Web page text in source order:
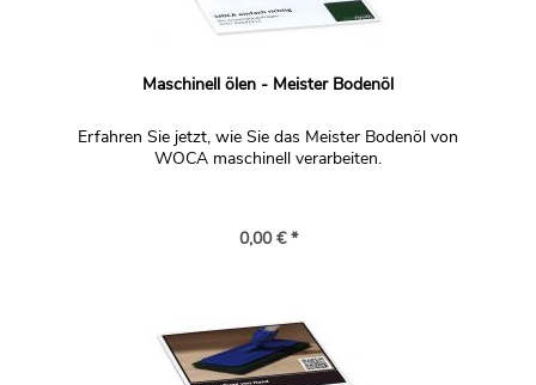
Maschinell ölen - Meister Bodenöl
Erfahren Sie jetzt, wie Sie das Meister Bodenöl von
WOCA maschinell verarbeiten.
0,00 € *